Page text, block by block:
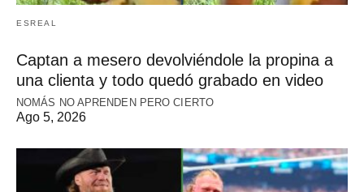
ESREAL
Captan a mesero devolviéndole la propina a
una clienta y todo quedó grabado en video
NOMÁS NO APRENDEN PERO CIERTO
Ago 5, 2026